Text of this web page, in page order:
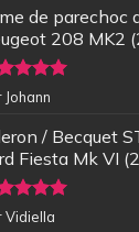
de parechoc
208 MK2
5sur
Johann
/ Becquet
Fiesta Mk VI
5sur
Vidiella